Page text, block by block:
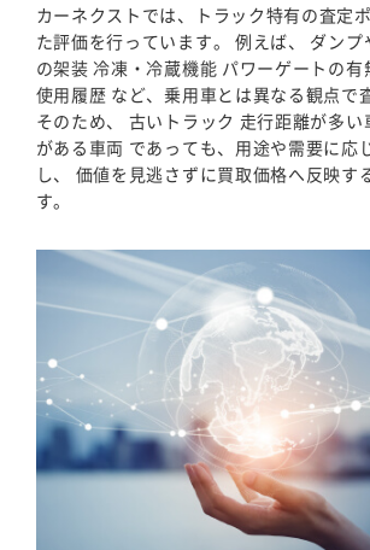
カーネクストでは、トラック特有の査定
た評価を行っています。 例えば、 ダン
の架装 冷凍・冷蔵機能 パワーゲートの有
使用履歴 など、乗用車とは異なる観点で
そのため、 古いトラック 走行距離が多い
がある車両 であっても、用途や需要に応
し、 価値を見逃さずに買取価格へ反映す
す。